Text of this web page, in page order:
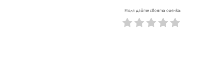
Моля дайте своята оценка: